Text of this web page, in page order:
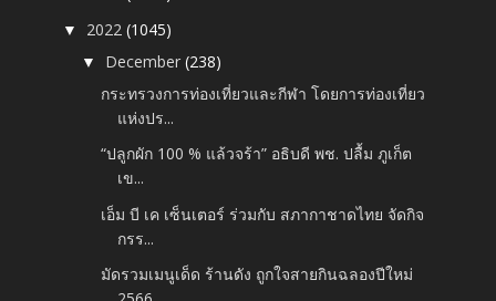
▼ 2022(1045)
▼ December(238)
กระทรวงการท่องเที่ยวและกีฬา โดยการท่องเที่ยว
แห่งปร...
“ปลูกผัก 100 % แล้วจร้า” อธิบดี พช. ปลื้ม ภูเก็ต
เข...
เอ็ม บี เค เซ็นเตอร์ ร่วมกับ สภากาชาดไทย จัดกิจ
กรร...
มัดรวมเมนูเด็ด ร้านดัง ถูกใจสายกินฉลองปีใหม่